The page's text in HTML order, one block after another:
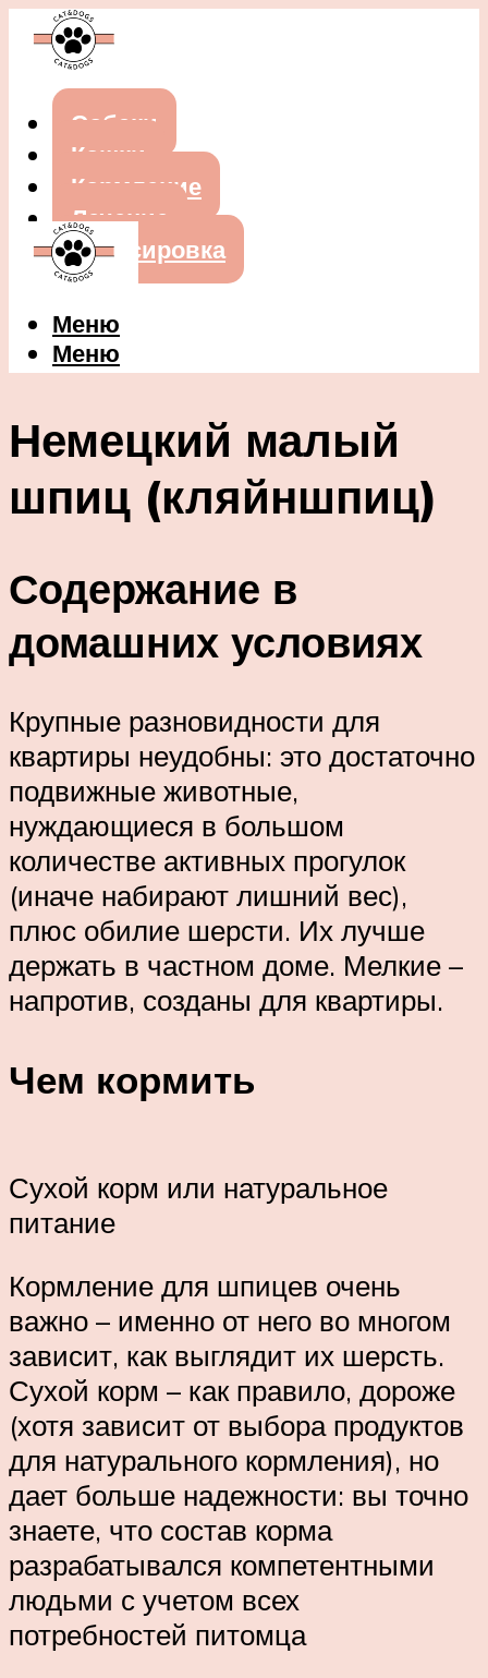
Собаки
Кошки
Кормление
Лечение
Дрессировка
Меню
Меню
Немецкий малый
шпиц (кляйншпиц)
Содержание в
домашних условиях
Крупные разновидности для
квартиры неудобны: это достаточно
подвижные животные,
нуждающиеся в большом
количестве активных прогулок
(иначе набирают лишний вес),
плюс обилие шерсти. Их лучше
держать в частном доме. Мелкие –
напротив, созданы для квартиры.
Чем кормить
Сухой корм или натуральное
питание
Кормление для шпицев очень
важно – именно от него во многом
зависит, как выглядит их шерсть.
Сухой корм – как правило, дороже
(хотя зависит от выбора продуктов
для натурального кормления), но
дает больше надежности: вы точно
знаете, что состав корма
разрабатывался компетентными
людьми с учетом всех
потребностей питомца